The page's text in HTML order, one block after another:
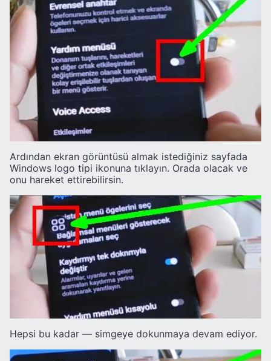
Ardından ekran görüntüsü almak istediğiniz sayfada
Windows logo tipi ikonuna tıklayın. Orada olacak ve
onu hareket ettirebilirsin.
Hepsi bu kadar — simgeye dokunmaya devam ediyor.